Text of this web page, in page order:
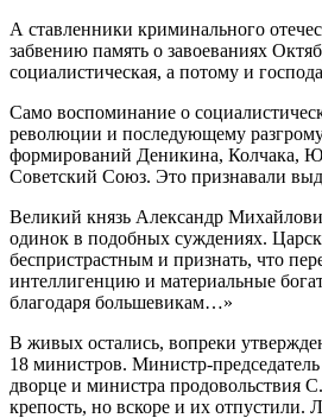
А ставленники криминального
забвению память о завоеваниях
социалистическая, а потому и
Само воспоминание о
революции и последующему
формирований Деникина, Колчака,
Советский Союз. Это признавали
Великий князь Александр
одинок в подобных суждениях.
беспристрастным и признать, что
интеллигенцию и материальные
благодаря большевикам…»
В живых остались, вопреки
18 министров. Министр-
дворце и министра продовольствия
крепость, но вскоре и их отпустили.